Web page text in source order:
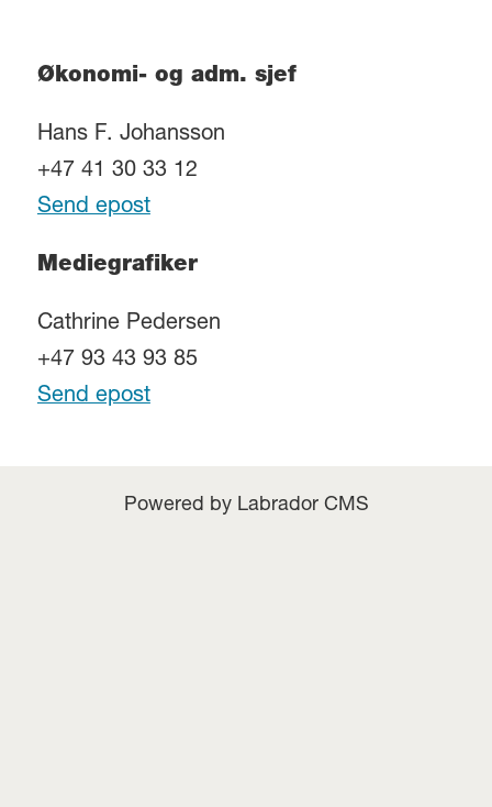
Økonomi- og adm. sjef
Hans F. Johansson
+47 41 30 33 12
Send epost
Mediegrafiker
Cathrine Pedersen
+47 93 43 93 85
Send epost
Powered by Labrador CMS